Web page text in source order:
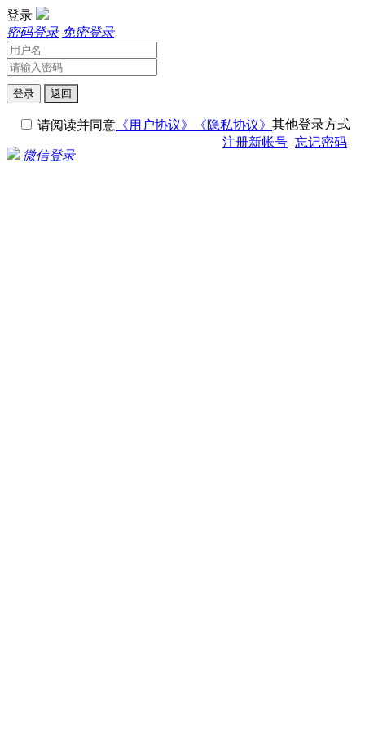
登录
密码登录 免密登录
登录 返回
请阅读并同意 《用户协议》
《隐私协议》
注册新帐号 忘记密码
其他登录方式
微信登录